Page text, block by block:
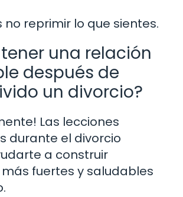
no reprimir lo que sientes.
una relación
después de
un divorcio?
Las lecciones
durante el divorcio
a construir
fuertes y saludables